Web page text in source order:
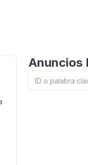
Anuncios